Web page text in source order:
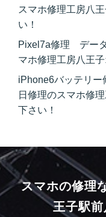
スマホ修理工房八
い！
Pixel7a修理 デー
マホ修理工房八王
iPhone6バッテリ
日修理のスマホ修
下さい！
スマホの修理
王子駅